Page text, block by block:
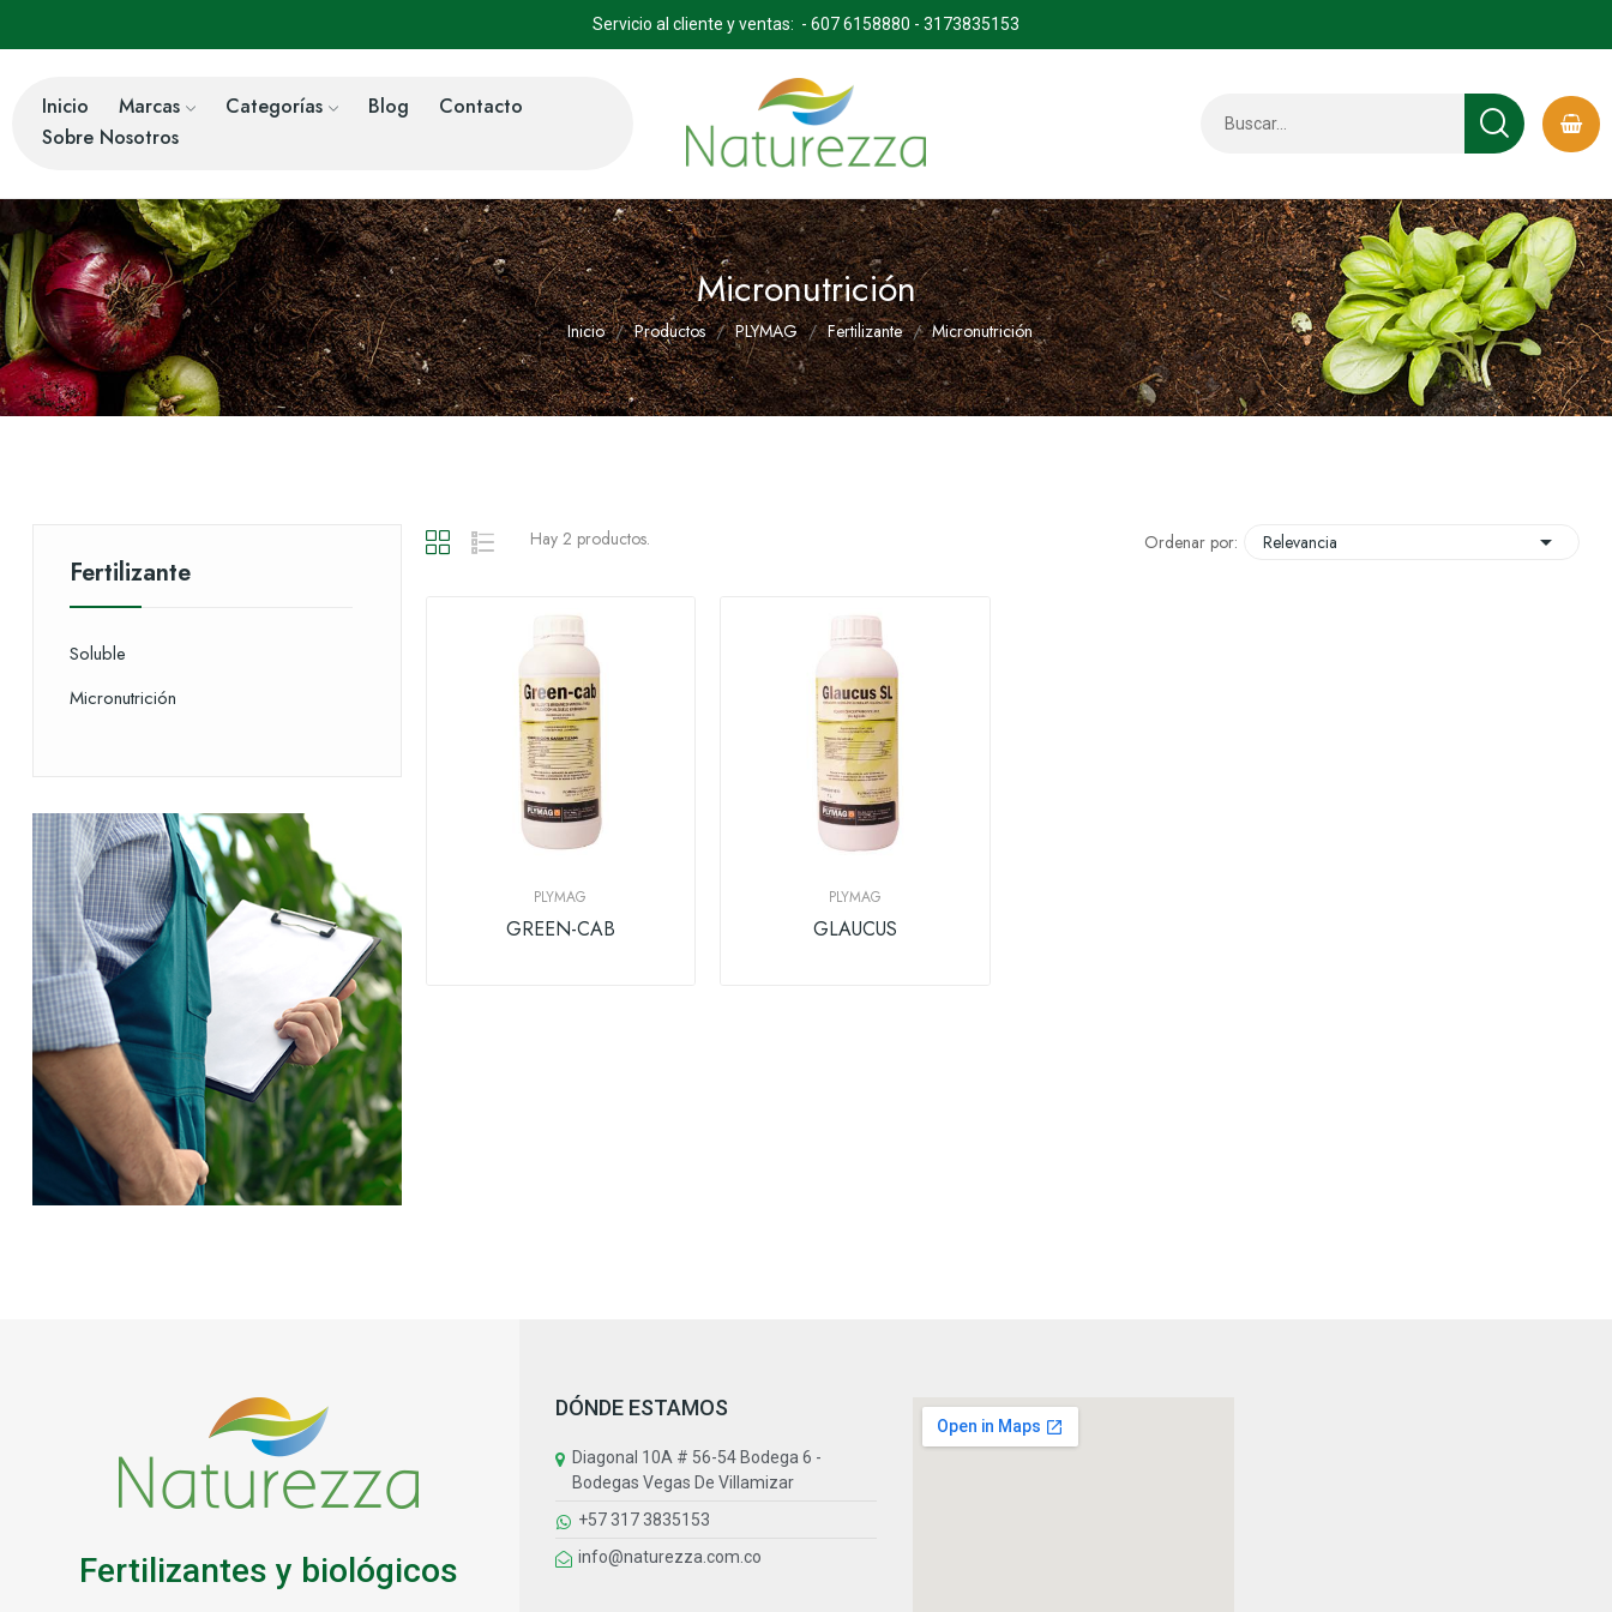
Servicio al cliente y ventas: - 607 6158880 - 3173835153
Inicio Marcas Categorías Blog
Contacto
Sobre Nosotros
Micronutrición
Inicio Productos PLYMAG Fertilizante Micronutrición
Fertilizante
Soluble
Micronutrición
Hay 2 productos. Ordenar por: Relevancia 
PLYMAG
GREEN-CAB
PLYMAG
GLAUCUS
Fertilizantes y biológicos
DÓNDE ESTAMOS
Diagonal 10A # 56-54 Bodega 6 -
Bodegas Vegas De Villamizar
+57 317 3835153
info@naturezza.com.co